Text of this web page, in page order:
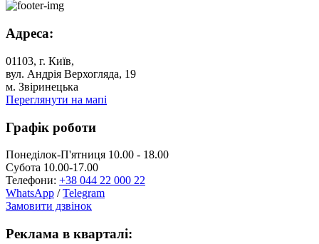
Адреса:
01103, г. Київ,
вул. Андрія Верхогляда, 19
м. Звіринецька
Переглянути на мапі
Графік роботи
Понеділок-П'ятниця 10.00 - 18.00
Субота 10.00-17.00
Телефони: +38 044 22 000 22
WhatsApp /Telegram
Замовити дзвінок
Реклама в кварталі: